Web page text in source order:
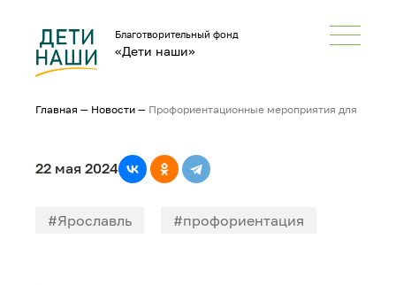
Благотворительный фонд
«Дети наши»
Главная — Новости — Профориентационные мероприятия для
22 мая 2024
#Ярославль #профориентация